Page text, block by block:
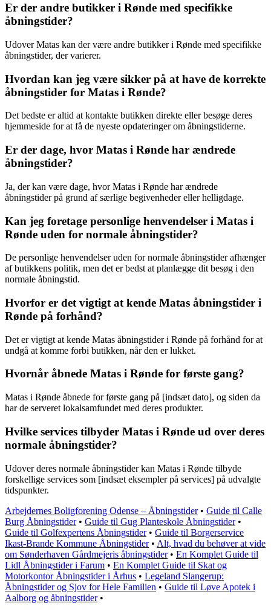
Er der andre butikker i Rønde med specifikke
åbningstider?
Udover Matas kan der være andre butikker i Rønde med specifikke
åbningstider, der varierer.
Hvordan kan jeg være sikker på at have de korrekte
åbningstider for Matas i Rønde?
Det bedste er altid at kontakte butikken direkte eller besøge deres
hjemmeside for at få de nyeste opdateringer om åbningstiderne.
Er der dage, hvor Matas i Rønde har ændrede
åbningstider?
Ja, der kan være dage, hvor Matas i Rønde har ændrede
åbningstider på grund af særlige begivenheder eller helligdage.
Kan jeg foretage personlige henvendelser i Matas i
Rønde uden for normale åbningstider?
De personlige henvendelser uden for normale åbningstider afhænger
af butikkens politik, men det er bedst at planlægge dit besøg i den
normale åbningstid.
Hvorfor er det vigtigt at kende Matas åbningstider i
Rønde på forhånd?
Det er vigtigt at kende Matas åbningstider i Rønde på forhånd for at
undgå at komme forbi butikken, når den er lukket.
Hvornår åbnede Matas i Rønde for første gang?
Matas i Rønde åbnede for første gang på [indsæt dato], og siden da
har de serveret lokalsamfundet med deres produkter.
Hvilke services tilbyder Matas i Rønde ud over deres
normale åbningstider?
Udover deres normale åbningstider kan Matas i Rønde tilbyde
forskellige services som [indsæt eksempler på services] på udvalgte
tidspunkter.
Arbejdernes Boligforening Odense – Åbningstider• Guide til Calle
Burg Åbningstider• Guide til Gug Planteskole Åbningstider•
Guide til Golfexpertens Åbningstider• Guide til Borgerservice
Ikast-Brande Kommune Åbningstider• Alt, hvad du behøver at vide
om Sønderhaven Gårdmejeris åbningstider• En Komplet Guide til
Lidl Åbningstider i Farum • En Komplet Guide til Skat og
Motorkontor Åbningstider i Århus • Legeland Slangerup:
Åbningstider og Sjov for Hele Familien • Guide til Løve Apotek i
Aalborg og åbningstider•